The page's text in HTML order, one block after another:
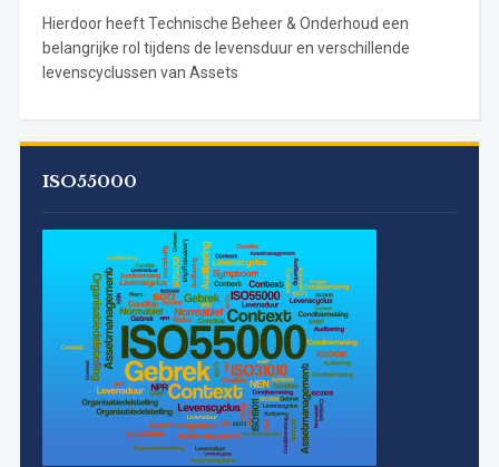
Hierdoor heeft Technische Beheer & Onderhoud een
belangrijke rol tijdens de levensduur en verschillende
levenscyclussen van Assets
ISO55000